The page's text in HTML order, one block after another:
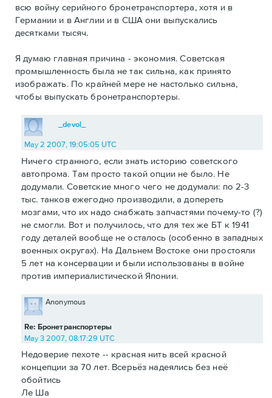
всю войну серийного бронетранспортера, хотя и в
Германии и в Англии и в США они выпускались
десятками тысяч.
Я думаю главная причина - экономия. Советская
промышленность была не так сильна, как принято
изображать. По крайней мере не настолько сильна,
чтобы выпускать бронетранспортеры.
_devol_
May 2 2007, 19:05:05 UTC
Ничего странного, если знать историю советского
автопрома. Там просто такой опции не было. Не
додумали. Советские много чего не додумали: по 2-3
тыс. танков ежегодно производили, а допереть
мозгами, что их надо снабжать запчастями почему-то (?)
не смогли. Вот и получилось, что для тех же БТ к 1941
году деталей вообще не осталось (особенно в западных
военных округах). На Дальнем Востоке они простояли
5 лет на консервации и были использованы в войне
против империалистической Японии.
Re: Бронетранспортеры
Anonymous
May 3 2007, 08:17:29 UTC
Недоверие пехоте -- красная нить всей красной
концепции за 70 лет. Всерьёз надеялись без неё
обойтись
Ле Ша